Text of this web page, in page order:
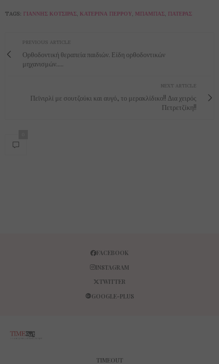
TAGS: ΓΙΆΝΝΗΣ ΚΌΤΣΙΡΑΣ ΚΑΤΕΡΊΝΑ ΠΈΡΡΟΥ ΜΠΑΜΠΆΣ ΠΑΤΈΡΑΣ
PREVIOUS ARTICLE
Ορθοδοντική θεραπεία παιδιών. Είδη ορθοδοντικών
μηχανισμών.....
NEXT ARTICLE
Πεϊνιρλί με σουτζούκι και αυγό, το μερακλίδικο!! Δια χειρός
Πετρετζίκη!!
FACEBOOK
INSTAGRAM
TWITTER
GOOGLE-PLUS
TIMEOUT